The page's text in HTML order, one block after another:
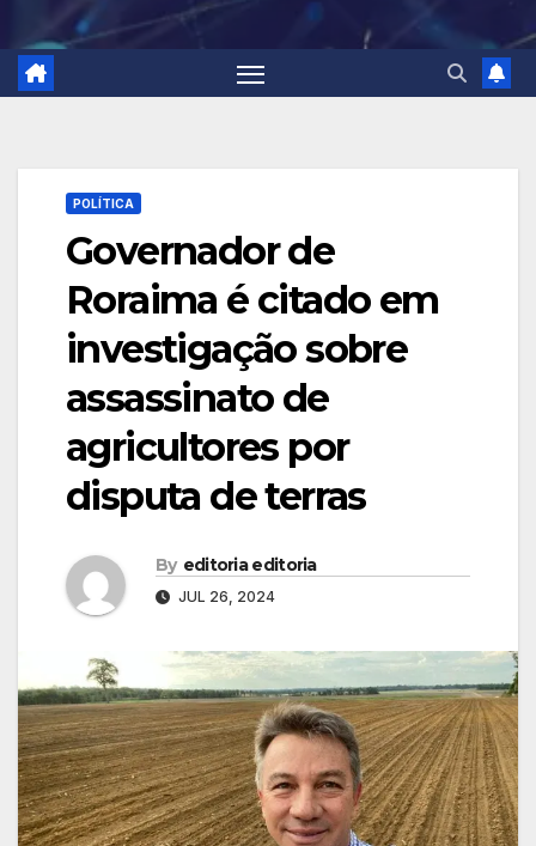
POLÍTICA
Governador de
Roraima é citado em
investigação sobre
assassinato de
agricultores por
disputa de terras
By editoria editoria
JUL 26, 2024